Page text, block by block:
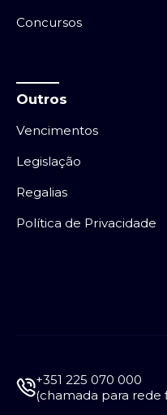
Concursos
Outros
Vencimentos
Legislação
Regalias
Política de Privacidade
+351 225 070 000
(chamada para rede